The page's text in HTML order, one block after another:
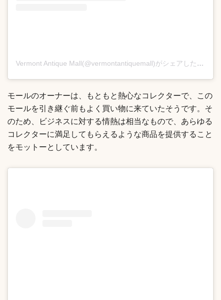
Vermont Antique Mall(@vermontantiquemall)がシェアした投稿
モールのオーナーは、もともと熱心なコレクターで、この
モールを引き継ぐ前もよく買い物に来ていたそうです。そ
のため、ビジネスに対する情熱は相当なもので、あらゆる
コレクターに満足してもらえるような商品を提供すること
をモットーとしています。